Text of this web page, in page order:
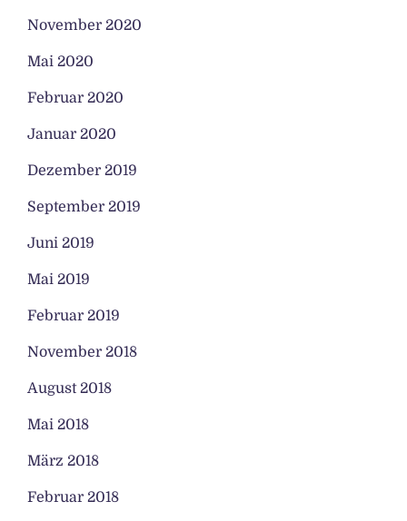
November 2020
Mai 2020
Februar 2020
Januar 2020
Dezember 2019
September 2019
Juni 2019
Mai 2019
Februar 2019
November 2018
August 2018
Mai 2018
März 2018
Februar 2018